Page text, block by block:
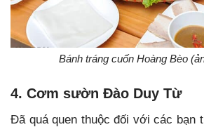
Bánh tráng cuốn Hoàng Bèo
4. Cơm sườn Đào Duy Từ
Đã quá quen thuộc đối với các bạn